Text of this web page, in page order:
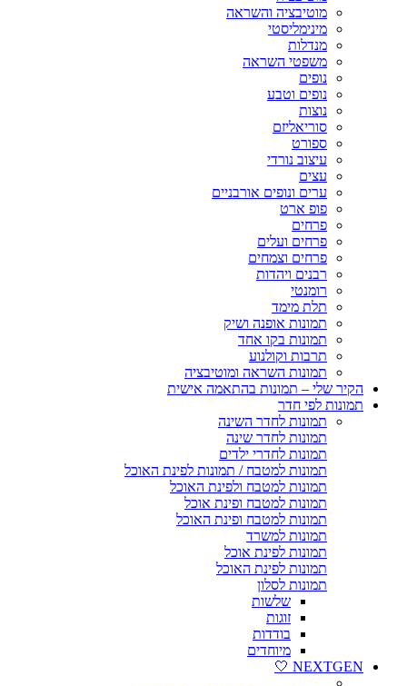
מוטיבציה והשראה
מינימליסטי
מנדלות
משפטי השראה
נופים
נופים וטבע
נוצות
סוריאליזם
ספורט
עיצוב נורדי
עצים
ערים ונופים אורבניים
פופ ארט
פרחים
פרחים ועלים
פרחים וצמחים
רבנים ויהדות
רומנטי
תלת מימד
תמונות אופנה ושיק
תמונות בקו אחד
תרבות וקולנוע
תמונות השראה ומוטיבציה
הקיר שלי – תמונות בהתאמה אישית
תמונות לפי חדר
תמונות לחדר השינה
תמונות לחדר שינה
תמונות לחדרי ילדים
תמונות למטבח / תמונות לפינת האוכל
תמונות למטבח ולפינת האוכל
תמונות למטבח ופינת אוכל
תמונות למטבח ופינת האוכל
תמונות למשרד
תמונות לפינת אוכל
תמונות לפינת האוכל
תמונות לסלון
שלשות
זוגות
בודדות
מיוחדים
NEXTGEN 🤍